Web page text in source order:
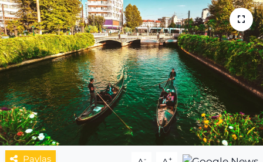
Paylaş - +
SPOR
MAGAZİN
ESKİŞEHİRSPOR